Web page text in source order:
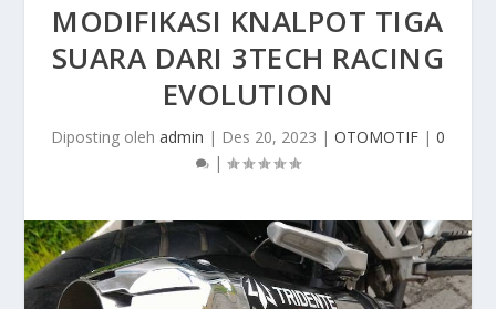
MODIFIKASI KNALPOT TIGA
SUARA DARI 3TECH RACING
EVOLUTION
Diposting oleh admin | Des 20, 2023 | OTOMOTIF | 0
|